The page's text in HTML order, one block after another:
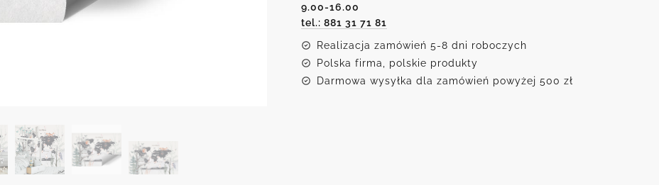
wiewiórką
9.00-16.00
tel.: 881 31 71 81
Realizacja zamówień 5-8 dni roboczych
Polska firma, polskie produkty
Darmowa wysyłka dla zamówień powyżej 500 zł